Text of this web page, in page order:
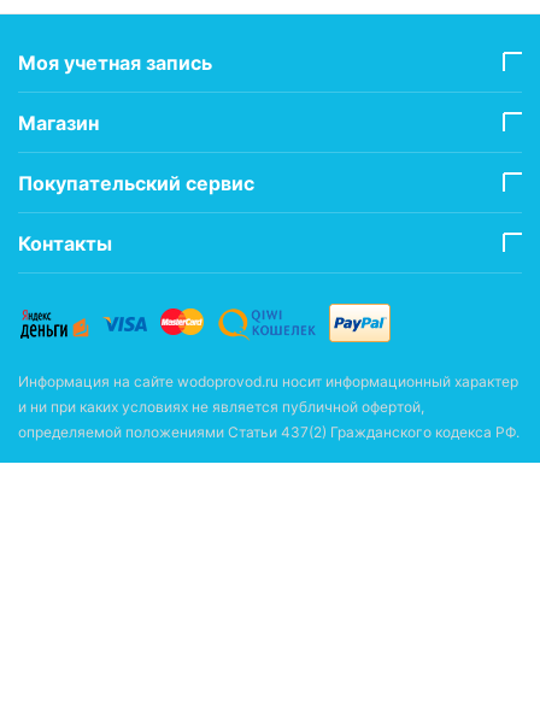
Моя учетная запись
Магазин
Покупательский сервис
Контакты
Информация на сайте wodoprovod.ru носит информационный характер
и ни при каких условиях не является публичной офертой,
определяемой положениями Статьи 437(2) Гражданского кодекса РФ.